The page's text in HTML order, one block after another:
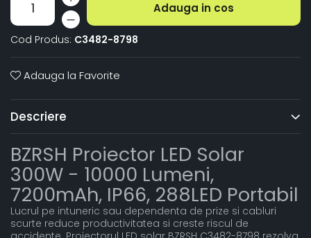
Adauga in cos
Cod Produs: C3482-8798
Adauga la Favorite
Descriere
BZRSH Proiector LED Solar
300W - 10000 Lumeni,
7200mAh, IP66, 288LED Portabil
Lucrul pe intuneric sau dependenta de prize si cabluri
scurte reduce productivitatea si creste riscul de